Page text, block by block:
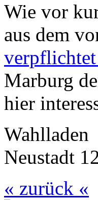
Wie vor
aus dem
Marburg
hier
Wahlladen
Neustadt
« zurück «